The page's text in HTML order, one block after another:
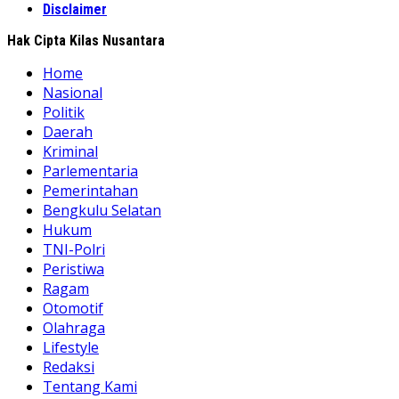
Disclaimer
Hak Cipta Kilas Nusantara
Home
Nasional
Politik
Daerah
Kriminal
Parlementaria
Pemerintahan
Bengkulu Selatan
Hukum
TNI-Polri
Peristiwa
Ragam
Otomotif
Olahraga
Lifestyle
Redaksi
Tentang Kami